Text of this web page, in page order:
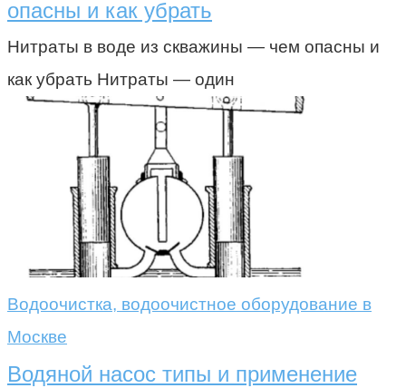
опасны и как убрать
Нитраты в воде из скважины — чем опасны и
как убрать Нитраты — один
Водоочистка, водоочистное оборудование в
Москве
Водяной насос типы и применение